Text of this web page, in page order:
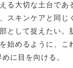
る大切な土台であ
スキンケアと同じ
として捉えたい。
始めるように、こ
めに目を向ける。